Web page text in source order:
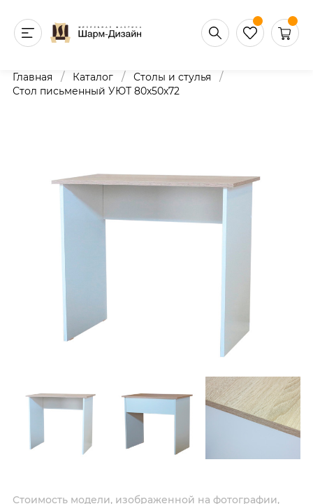
Главная / Каталог / Столы и стулья /
Стол письменный УЮТ 80х50х72
Стоимость модели, изображенной на фотографии,